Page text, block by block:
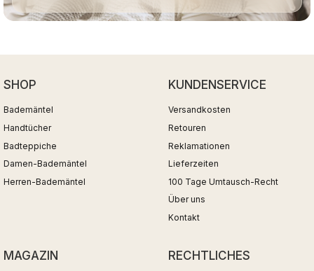
SHOP
Bademäntel
Handtücher
Badteppiche
Damen-Bademäntel
Herren-Bademäntel
KUNDENSERVICE
Versandkosten
Retouren
Reklamationen
Lieferzeiten
100 Tage Umtausch-Recht
Über uns
Kontakt
MAGAZIN RECHTLICHES